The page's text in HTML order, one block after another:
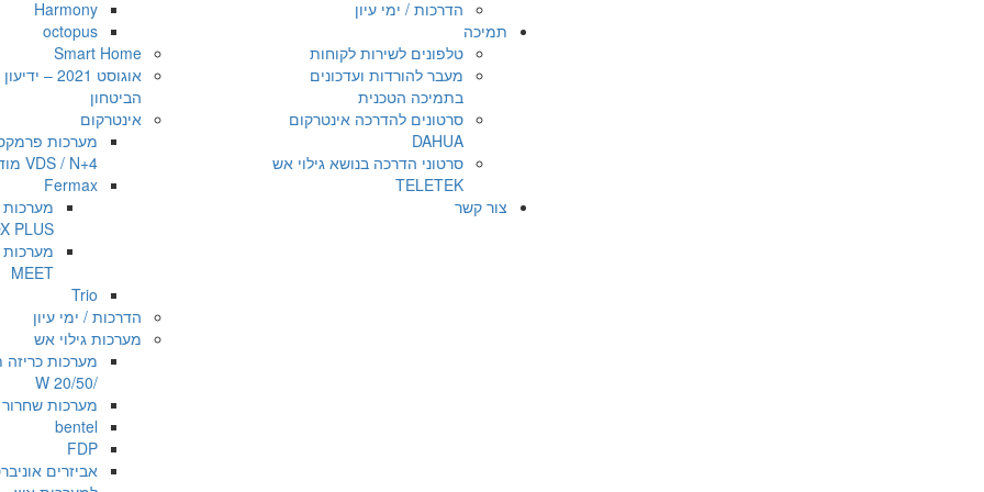
Harmony
octopus
Smart Home
אוגוסט 2021
הביטחון
אינטרקום
מערכות
VDS / N+4 מודולרי
Fermax
PLUS
MEET
Trio
הדרכות / ימי עיון
מערכות גילוי אש
/20/50 W
מערכות
bentel
FDP
אביזרים
הדרכות / ימי עיון
תמיכה
טלפונים לשירות לקוחות
מעבר להורדות ועדכונים
בתמיכה הטכנית
סרטונים להדרכה אינטרקום
DAHUA
סרטוני הדרכה בנושא גילוי אש
TELETEK
צור קשר